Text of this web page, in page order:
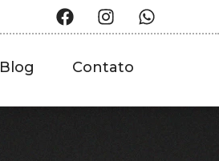
Blog Contato